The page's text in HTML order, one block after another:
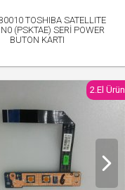
TOSHIBA SATELLITE
(PSKTAE) SERİ POWER
BUTON KARTI
2.El Ürün